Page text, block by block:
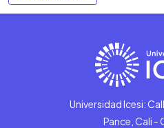
Universidad Icesi:
Pance, Cali -